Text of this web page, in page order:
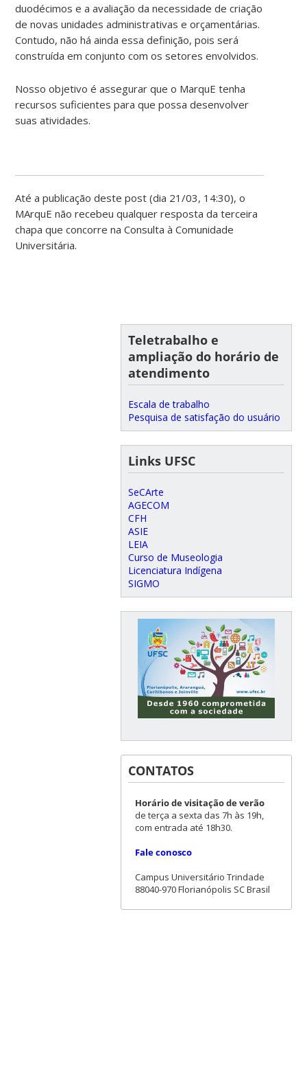
duodécimos e a avaliação da necessidade de criação
de novas unidades administrativas e orçamentárias.
Contudo, não há ainda essa definição, pois será
construída em conjunto com os setores envolvidos.
Nosso objetivo é assegurar que o MarquE tenha
recursos suficientes para que possa desenvolver
suas atividades.
Até a publicação deste post (dia 21/03, 14:30), o
MArquE não recebeu qualquer resposta da terceira
chapa que concorre na Consulta à Comunidade
Universitária.
Teletrabalho e
ampliação do horário de
atendimento
Escala de trabalho
Pesquisa de satisfação do usuário
Links UFSC
SeCArte
AGECOM
CFH
ASIE
LEIA
Curso de Museologia
Licenciatura Indígena
SIGMO
CONTATOS
Horário de visitação de verão
de terça a sexta das 7h às 19h,
com entrada até 18h30.
Fale conosco
Campus Universitário Trindade
88040-970 Florianópolis SC Brasil